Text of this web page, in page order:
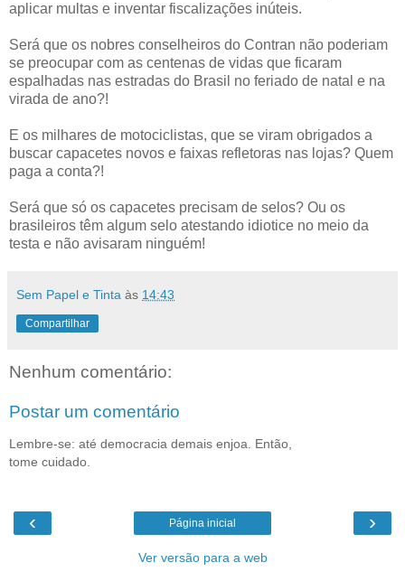
aplicar multas e inventar fiscalizações inúteis.
Será que os nobres conselheiros do Contran não poderiam
se preocupar com as centenas de vidas que ficaram
espalhadas nas estradas do Brasil no feriado de natal e na
virada de ano?!
E os milhares de motociclistas, que se viram obrigados a
buscar capacetes novos e faixas refletoras nas lojas? Quem
paga a conta?!
Será que só os capacetes precisam de selos? Ou os
brasileiros têm algum selo atestando idiotice no meio da
testa e não avisaram ninguém!
Sem Papel e Tinta às 14:43
Compartilhar
Nenhum comentário:
Postar um comentário
Lembre-se: até democracia demais enjoa. Então,
tome cuidado.
‹ ›
Página inicial
Ver versão para a web